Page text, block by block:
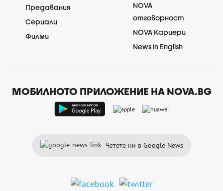
Предавания
Сериали
Филми
NOVA
отговорност
NOVA Кариери
News in English
МОБИЛНОТО ПРИЛОЖЕНИЕ НА NOVA.BG
Четете ни в Google News